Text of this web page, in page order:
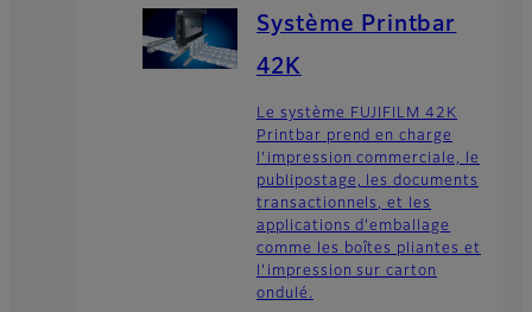
Système Printbar
42K
Le système FUJIFILM 42K
Printbar prend en charge
l'impression commerciale, le
publipostage, les documents
transactionnels, et les
applications d'emballage
comme les boîtes pliantes et
l'impression sur carton
ondulé.